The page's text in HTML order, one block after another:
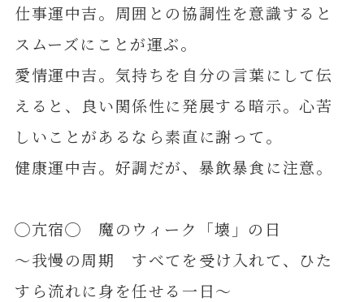
仕事運中吉。周囲との協調性を意識すると
スムーズにことが運ぶ。
愛情運中吉。気持ちを自分の言葉にして伝
えると、良い関係性に発展する暗示。心苦
しいことがあるなら素直に謝って。
健康運中吉。好調だが、暴飲暴食に注意。
◯亢宿◯ 魔のウィーク「壊」の日
～我慢の周期 すべてを受け入れて、ひた
すら流れに身を任せる一日～